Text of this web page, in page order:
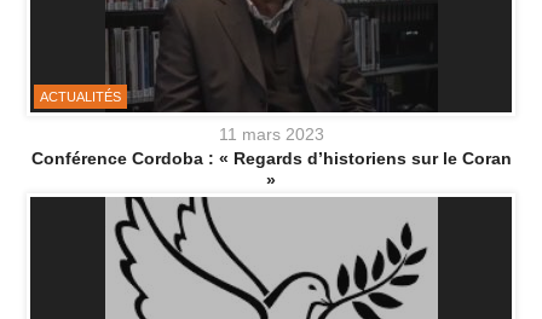
ACTUALITÉS
11 mars 2023
Conférence Cordoba : « Regards d’historiens sur le Coran
»